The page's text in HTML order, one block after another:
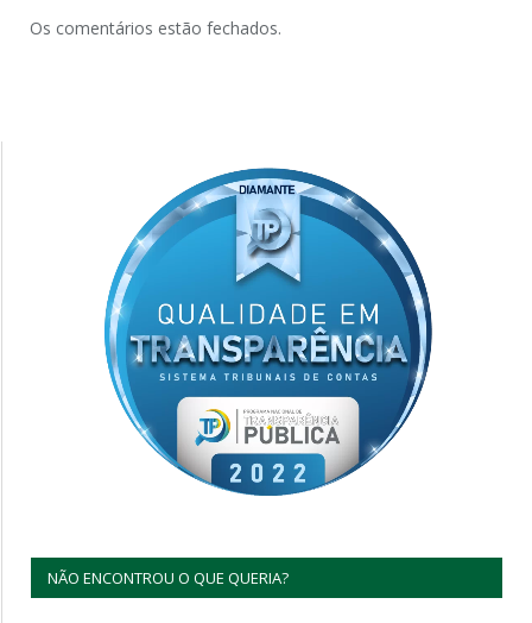
Os comentários estão fechados.
NÃO ENCONTROU O QUE QUERIA?